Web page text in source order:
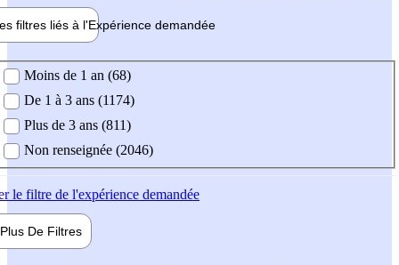
filtres liés à l'Expérience demandée
demandée
Moins de 1 an (68)
De 1 à 3 ans (1174)
Plus de 3 ans (811)
Non renseignée (2046)
le filtre de l'expérience demandée
Plus De Filtres